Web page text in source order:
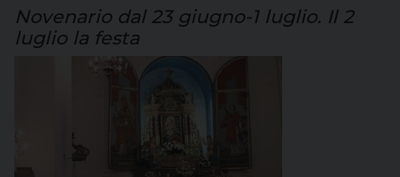
Novenario dal 23 giugno-1 luglio. Il 2
luglio la festa